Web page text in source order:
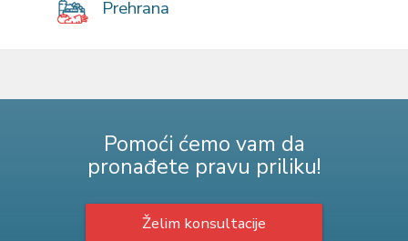
Prehrana
Pomoći ćemo vam da
pronađete pravu priliku!
Želim konsultacije